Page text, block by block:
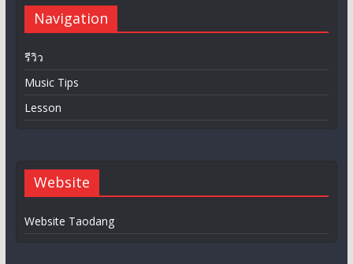
Navigation
รีวิว
Music Tips
Lesson
Website
Website Taodang